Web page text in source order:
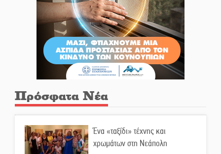
Πρόσφατα Νέα
Ένα «ταξίδι» τέχνης και
χρωμάτων στη Νεάπολη